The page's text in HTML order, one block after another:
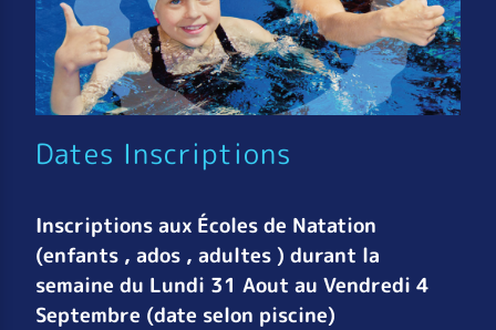
Dates Inscriptions
Inscriptions aux Écoles de Natation
(enfants , ados , adultes ) durant la
semaine du Lundi 31 Aout au Vendredi 4
Septembre (date selon piscine)